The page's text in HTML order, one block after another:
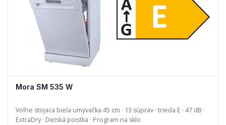
Mora SM 535 W
Voľne stojaca biela umývačka 45 cm · 13 súprav · trieda E · 47 dB ·
ExtraDry · Detská poistka · Program na sklo